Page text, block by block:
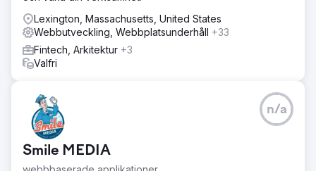
Lexington, Massachusetts, United States
Webbutveckling, Webbplatsunderhåll +33
Fintech, Arkitektur +3
Valfri
Smile MEDIA
n/a